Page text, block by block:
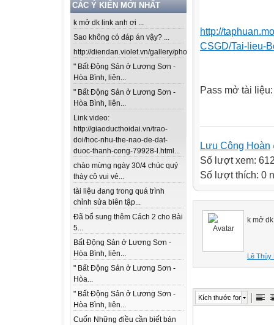
CÁC Ý KIẾN MỚI NHẤT
k mở dk link anh ơi ...
Sao không có đáp án vậy? ...
http://diendan.violet.vn/gallery/photos/302...
" Bất Động Sản ở Lương Sơn -
Hòa Bình, liên...
" Bất Động Sản ở Lương Sơn -
Hòa Bình, liên...
Link video:
http://giaoducthoidai.vn/trao-
doi/hoc-nhu-the-nao-de-dat-
duoc-thanh-cong-79928-l.html...
chào mừng ngày 30/4 chúc quý
thày cô vui vẻ...
tài liệu đang trong quá trình
chỉnh sửa biên tập...
Đã bổ sung thêm Cách 2 cho Bài
5...
Bất Động Sản ở Lương Sơn -
Hòa Bình, liên...
" Bất Động Sản ở Lương Sơn -
Hòa...
" Bất Động Sản ở Lương Sơn -
Hòa Bình, liên...
Cuốn Những điều cần biết bản
http://
CSGD/Tai-lieu-
Pass mở tài
Lưu Công Hoàn
Số lượt xem:
Số lượt thích: 0
k mở
Lê Thùy
Kích thước font